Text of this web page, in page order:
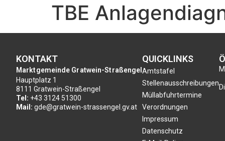
TBE
KONTAKT
Marktgemeinde Gratwein-Straßengel
Hauptplatz 1
8111 Gratwein-Straßengel
Tel: +43 3124 51300
Mail: gde@gratwein-strassengel.gv.at
QUICKLINKS
Amtstafel
Stellenausschreibungen
Müllabfuhrtermine
Verordnungen
Impressum
Datenschutz